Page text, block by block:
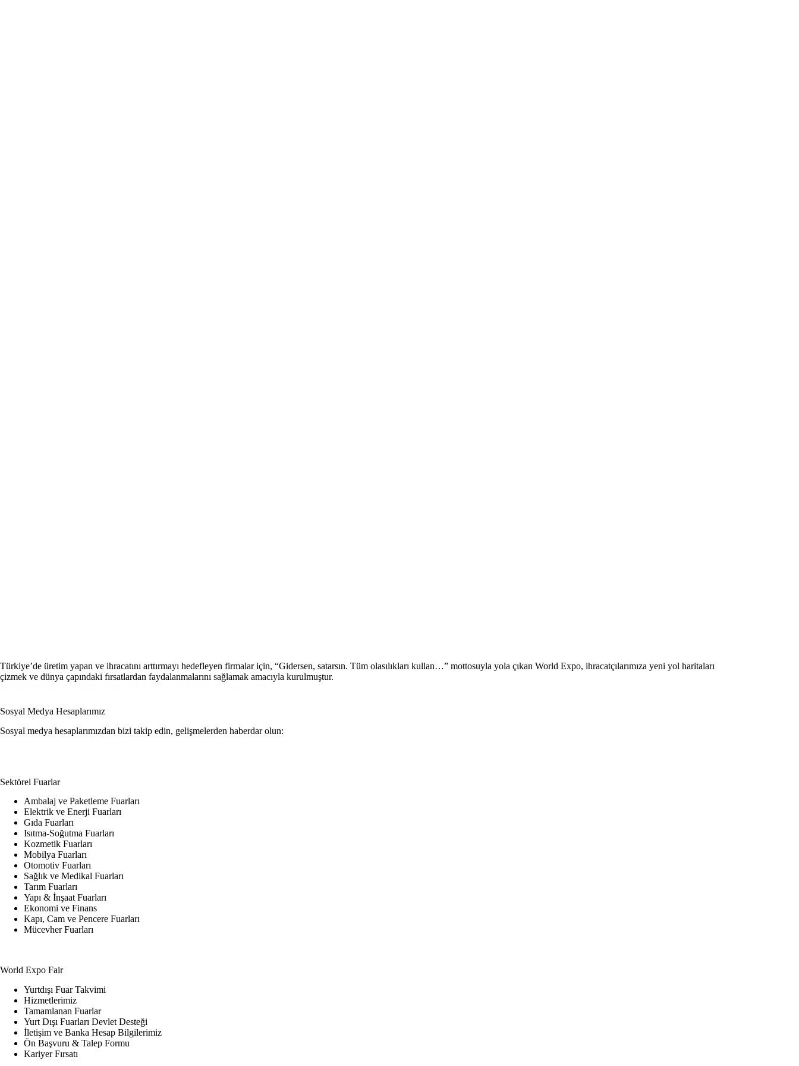
Macaristan Isıtma Soğutma Fuarı
Türkiye’de üretim yapan ve ihracatını arttırmayı hedefleyen firmalar için, “Gidersen, satarsın. Tüm olasılıkları kullan…” mottosuyla yola çıkan World Expo, ihracatçılarımıza yeni yol haritaları
çizmek ve dünya çapındaki fırsatlardan faydalanmalarını sağlamak amacıyla kurulmuştur.
Sosyal Medya Hesaplarımız
Sosyal medya hesaplarımızdan bizi takip edin, gelişmelerden haberdar olun:
Sektörel Fuarlar
Ambalaj ve Paketleme Fuarları
Elektrik ve Enerji Fuarları
Gıda Fuarları
Isıtma-Soğutma Fuarları
Kozmetik Fuarları
Mobilya Fuarları
Otomotiv Fuarları
Sağlık ve Medikal Fuarları
Tarım Fuarları
Yapı & İnşaat Fuarları
Ekonomi ve Finans
Kapı, Cam ve Pencere Fuarları
Mücevher Fuarları
World Expo Fair
Yurtdışı Fuar Takvimi
Hizmetlerimiz
Tamamlanan Fuarlar
Yurt Dışı Fuarları Devlet Desteği
İletişim ve Banka Hesap Bilgilerimiz
Ön Başvuru & Talep Formu
Kariyer Fırsatı